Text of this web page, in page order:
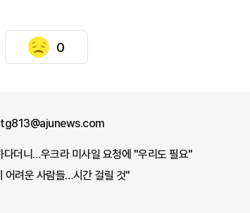
0
다더니…우크라 미사일 요청에 "우리도 필요"
어려운 사람들…시간 걸릴 것"